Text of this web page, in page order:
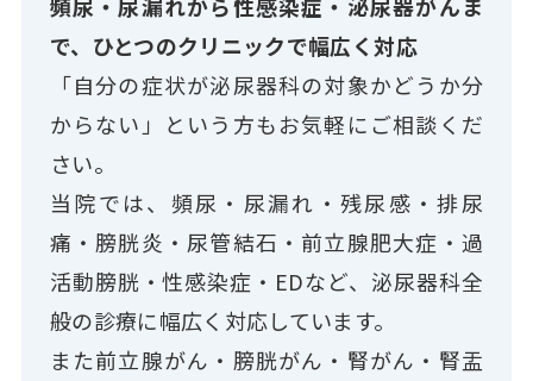
で、ひとつのクリニックで幅広く対応
「自分の症状が泌尿器科の対象かどうか分
からない」という方もお気軽にご相談くだ
さい。
当院では、頻尿・尿漏れ・残尿感・排尿
痛・膀胱炎・尿管結石・前立腺肥大症・過
活動膀胱・性感染症・EDなど、泌尿器科全
般の診療に幅広く対応しています。
また前立腺がん・膀胱がん・腎がん・腎盂